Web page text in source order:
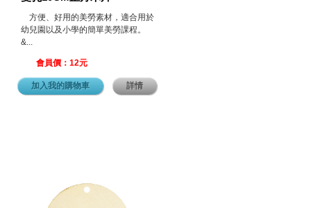
方便、好用的美勞素材，適合用於
幼兒園以及小學的簡單美勞課程。
&...
會員價：12元
加入我的購物車 詳情